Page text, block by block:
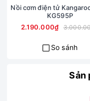
Nồi cơm điện tử
KG595P
2.190.000₫
So sánh
Sản